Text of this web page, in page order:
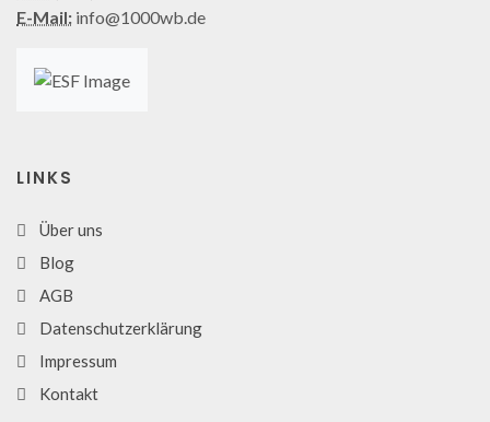
E-Mail: info@1000wb.de
LINKS
Über uns
Blog
AGB
Datenschutzerklärung
Impressum
Kontakt